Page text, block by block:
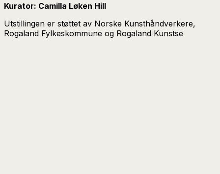
Kurator: Camilla Løken Hill
Utstillingen er støttet av Norske Kunsthåndverkere,
Rogaland Fylkeskommune og Rogaland Kunstse